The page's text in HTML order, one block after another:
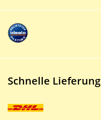
Schnelle Lieferung